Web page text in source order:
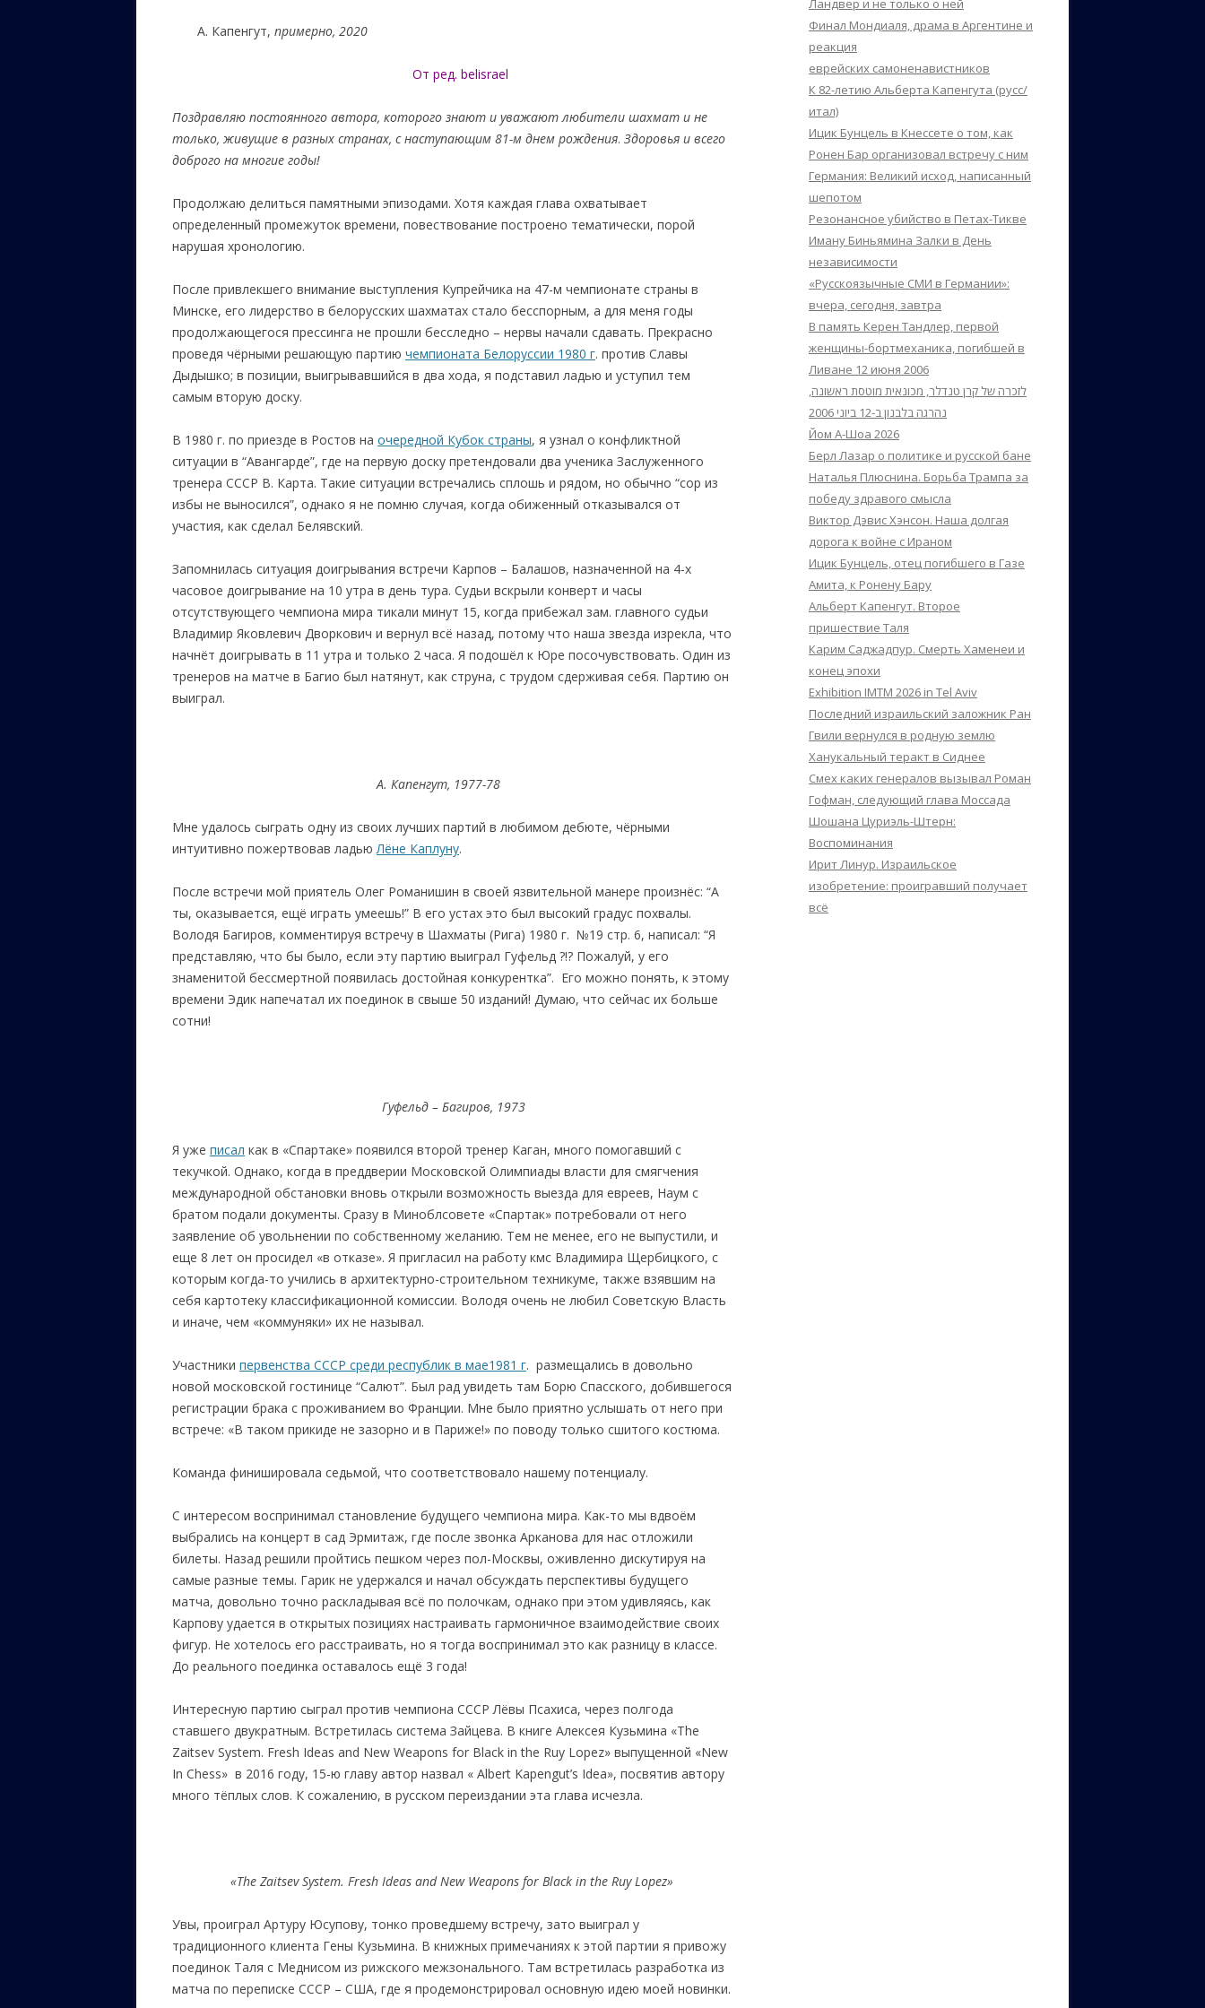
А. Капенгут, примерно, 2020
От ред. belisrael
Поздравляю постоянного автора, которого знают и уважают любители шахмат и не
только, живущие в разных странах, с наступающим 81-м днем рождения. Здоровья и всего
доброго на многие годы!
Продолжаю делиться памятными эпизодами. Хотя каждая глава охватывает
определенный промежуток времени, повествование построено тематически, порой
нарушая хронологию.
После привлекшего внимание выступления Купрейчика на 47-м чемпионате страны в
Минске, его лидерство в белорусских шахматах стало бесспорным, а для меня годы
продолжающегося прессинга не прошли бесследно – нервы начали сдавать. Прекрасно
проведя чёрными решающую партию чемпионата Белоруссии 1980 г. против Славы
Дыдышко; в позиции, выигрывавшийся в два хода, я подставил ладью и уступил тем
самым вторую доску.
В 1980 г. по приезде в Ростов на очередной Кубок страны, я узнал о конфликтной
ситуации в “Авангарде”, где на первую доску претендовали два ученика Заслуженного
тренера СССР В. Карта. Такие ситуации встречались сплошь и рядом, но обычно “сор из
избы не выносился”, однако я не помню случая, когда обиженный отказывался от
участия, как сделал Белявский.
Запомнилась ситуация доигрывания встречи Карпов – Балашов, назначенной на 4-х
часовое доигрывание на 10 утра в день тура. Судьи вскрыли конверт и часы
отсутствующего чемпиона мира тикали минут 15, когда прибежал зам. главного судьи
Владимир Яковлевич Дворкович и вернул всё назад, потому что наша звезда изрекла, что
начнёт доигрывать в 11 утра и только 2 часа. Я подошёл к Юре посочувствовать. Один из
тренеров на матче в Багио был натянут, как струна, с трудом сдерживая себя. Партию он
выиграл.
А. Капенгут, 1977-78
Мне удалось сыграть одну из своих лучших партий в любимом дебюте, чёрными
интуитивно пожертвовав ладьюЛёне Каплуну.
После встречи мой приятель Олег Романишин в своей язвительной манере произнёс: “А
ты, оказывается, ещё играть умеешь!” В его устах это был высокий градус похвалы.
Володя Багиров, комментируя встречу в Шахматы (Рига) 1980 г. №19 стр. 6, написал: “Я
представляю, что бы было, если эту партию выиграл Гуфельд ?!? Пожалуй, у его
знаменитой бессмертной появилась достойная конкурентка”. Его можно понять, к этому
времени Эдик напечатал их поединок в свыше 50 изданий! Думаю, что сейчас их больше
сотни!
Гуфельд – Багиров, 1973
Я уже писал как в «Спартаке» появился второй тренер Каган, много помогавший с
текучкой. Однако, когда в преддверии Московской Олимпиады власти для смягчения
международной обстановки вновь открыли возможность выезда для евреев, Наум с
братом подали документы. Сразу в Миноблсовете «Спартак» потребовали от него
заявление об увольнении по собственному желанию. Тем не менее, его не выпустили, и
еще 8 лет он просидел «в отказе». Я пригласил на работу кмс Владимира Щербицкого, с
которым когда-то учились в архитектурно-строительном техникуме, также взявшим на
себя картотеку классификационной комиссии. Володя очень не любил Советскую Власть
и иначе, чем «коммуняки» их не называл.
Участники первенства СССР среди республик в мае1981 г. размещались в довольно
новой московской гостинице “Салют”. Был рад увидеть там Борю Спасского, добившегося
регистрации брака с проживанием во Франции. Мне было приятно услышать от него при
встрече: «В таком прикиде не зазорно и в Париже!» по поводу только сшитого костюма.
Команда финишировала седьмой, что соответствовало нашему потенциалу.
С интересом воспринимал становление будущего чемпиона мира. Как-то мы вдвоём
выбрались на концерт в сад Эрмитаж, где после звонка Арканова для нас отложили
билеты. Назад решили пройтись пешком через пол-Москвы, оживленно дискутируя на
самые разные темы. Гарик не удержался и начал обсуждать перспективы будущего
матча, довольно точно раскладывая всё по полочкам, однако при этом удивляясь, как
Карпову удается в открытых позициях настраивать гармоничное взаимодействие своих
фигур. Не хотелось его расстраивать, но я тогда воспринимал это как разницу в классе.
До реального поединка оставалось ещё 3 года!
Интересную партию сыграл против чемпиона СССР Лёвы Псахиса, через полгода
ставшего двукратным. Встретилась система Зайцева. В книге Алексея Кузьмина «The
Zaitsev System. Fresh Ideas and New Weapons for Black in the Ruy Lopez» выпущенной «New
In Chess» в 2016 году, 15-ю главу автор назвал « Albert Kapengut’s Idea», посвятив автору
много тёплых слов. К сожалению, в русском переиздании эта глава исчезла.
«The Zaitsev System.Fresh Ideas and New Weapons for Black in the Ruy Lopez»
Увы, проиграл Артуру Юсупову, тонко проведшему встречу, зато выиграл у
традиционного клиента Гены Кузьмина. В книжных примечаниях к этой партии я привожу
поединок Таля с Меднисом из рижского межзонального. Там встретилась разработка из
матча по переписке СССР – США, где я продемонстрировал основную идею моей новинки.
Ландвер и не только о ней
Финал Мондиаля, драма в Аргентине и
реакция
еврейских самоненавистников
К 82-летию Альберта Капенгута (русс/
итал)
Ицик Бунцель в Кнессете о том, как
Ронен Бар организовал встречу с ним
Германия: Великий исход, написанный
шепотом
Резонансное убийство в Петах-Тикве
Иману Биньямина Залки в День
независимости
«Русскоязычные СМИ в Германии»:
вчера, сегодня, завтра
В память Керен Тандлер, первой
женщины-бортмеханика, погибшей в
Ливане 12 июня 2006
לזכרה של קרן טנדלר, מכונאית מוטסת ראשונה,
נהרגה בלבנון ב-12 ביוני 2006
Йом А-Шоа 2026
Берл Лазар о политике и русской бане
Наталья Плюснина. Борьба Трампа за
победу здравого смысла
Виктор Дэвис Хэнсон. Наша долгая
дорога к войне с Ираном
Ицик Бунцель, отец погибшего в Газе
Амита, к Ронену Бару
Альберт Капенгут. Второе
пришествие Таля
Карим Саджадпур. Смерть Хаменеи и
конец эпохи
Exhibition IMTM 2026 in Tel Aviv
Последний израильский заложник Ран
Гвили вернулся в родную землю
Ханукальный теракт в Сиднее
Смех каких генералов вызывал Роман
Гофман, следующий глава Моссада
Шошана Цуриэль-Штерн:
Воспоминания
Ирит Линур. Израильское
изобретение: проигравший получает
всё